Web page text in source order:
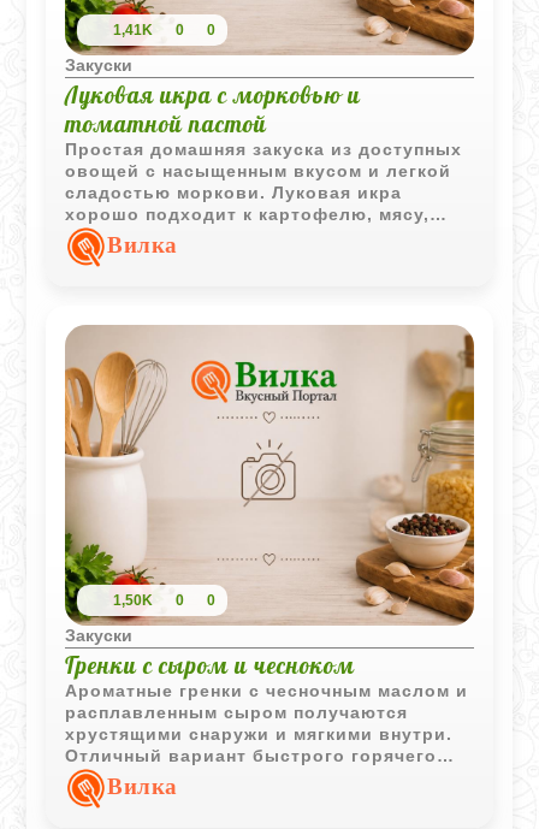
1,41K 0 0
Закуски
Луковая икра с морковью и
томатной пастой
Простая домашняя закуска из доступных
овощей с насыщенным вкусом и легкой
сладостью моркови. Луковая икра
хорошо подходит к картофелю, мясу,
свежему хлебу и холодным закускам.
Вилка
1,50K 0 0
Закуски
Гренки с сыром и чесноком
Ароматные гренки с чесночным маслом и
расплавленным сыром получаются
хрустящими снаружи и мягкими внутри.
Отличный вариант быстрого горячего
перекуса.
Вилка